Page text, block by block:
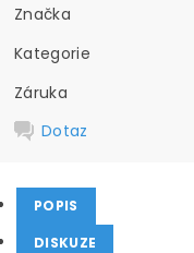
Značka
Kategorie
Záruka
Dotaz
POPIS
DISKUZE